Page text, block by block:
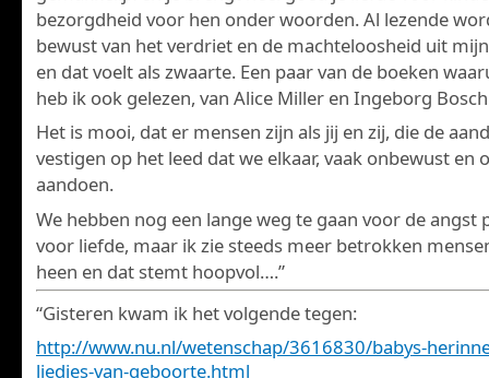
bezorgdheid voor hen onder woorden. Al lezende
bewust van het verdriet en de machteloosheid uit
en dat voelt als zwaarte. Een paar van de boeken
heb ik ook gelezen, van Alice Miller en Ingeborg
Het is mooi, dat er mensen zijn als jij en zij, die de
vestigen op het leed dat we elkaar, vaak onbewust en
aandoen.
We hebben nog een lange weg te gaan voor de angst
voor liefde, maar ik zie steeds meer betrokken
heen en dat stemt hoopvol….”
“Gisteren kwam ik het volgende tegen:
http://www.nu.nl/wetenschap/3616830/babys-
liedjes-van-geboorte.html